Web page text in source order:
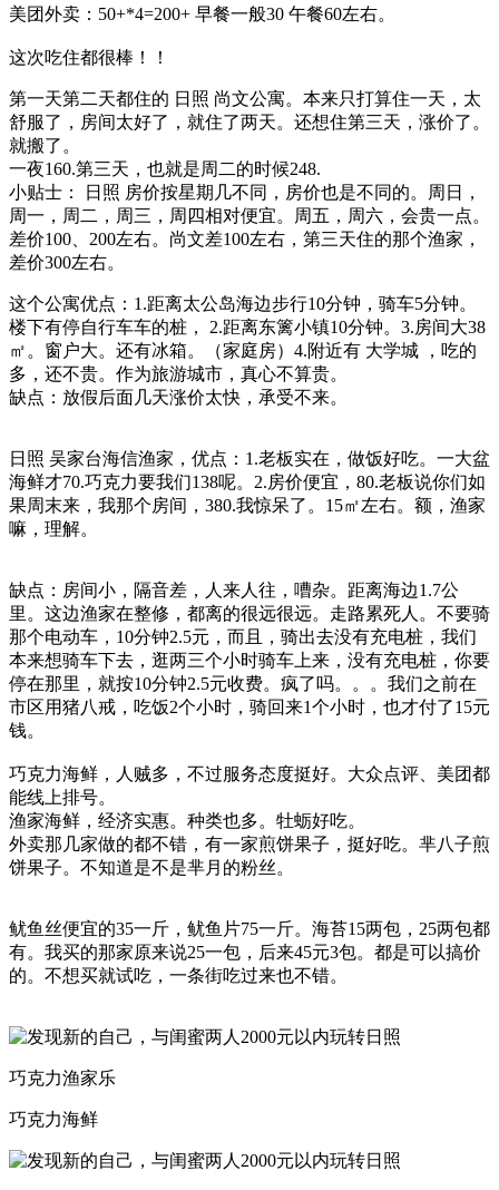
美团外卖：50+*4=200+ 早餐一般30 午餐60左右。
这次吃住都很棒！！
第一天第二天都住的 日照 尚文公寓。本来只打算住一天，太
舒服了，房间太好了，就住了两天。还想住第三天，涨价了。
就搬了。
一夜160.第三天，也就是周二的时候248.
小贴士： 日照 房价按星期几不同，房价也是不同的。周日，
周一，周二，周三，周四相对便宜。周五，周六，会贵一点。
差价100、200左右。尚文差100左右，第三天住的那个渔家，
差价300左右。
这个公寓优点：1.距离太公岛海边步行10分钟，骑车5分钟。
楼下有停自行车车的桩， 2.距离东篱小镇10分钟。3.房间大38
㎡。窗户大。还有冰箱。（家庭房）4.附近有 大学城 ，吃的
多，还不贵。作为旅游城市，真心不算贵。
缺点：放假后面几天涨价太快，承受不来。
日照 吴家台海信渔家，优点：1.老板实在，做饭好吃。一大盆
海鲜才70.巧克力要我们138呢。2.房价便宜，80.老板说你们如
果周末来，我那个房间，380.我惊呆了。15㎡左右。额，渔家
嘛，理解。
缺点：房间小，隔音差，人来人往，嘈杂。距离海边1.7公
里。这边渔家在整修，都离的很远很远。走路累死人。不要骑
那个电动车，10分钟2.5元，而且，骑出去没有充电桩，我们
本来想骑车下去，逛两三个小时骑车上来，没有充电桩，你要
停在那里，就按10分钟2.5元收费。疯了吗。。。我们之前在
市区用猪八戒，吃饭2个小时，骑回来1个小时，也才付了15元
钱。
巧克力海鲜，人贼多，不过服务态度挺好。大众点评、美团都
能线上排号。
渔家海鲜，经济实惠。种类也多。牡蛎好吃。
外卖那几家做的都不错，有一家煎饼果子，挺好吃。芈八子煎
饼果子。不知道是不是芈月的粉丝。
鱿鱼丝便宜的35一斤，鱿鱼片75一斤。海苔15两包，25两包都
有。我买的那家原来说25一包，后来45元3包。都是可以搞价
的。不想买就试吃，一条街吃过来也不错。
巧克力渔家乐
巧克力海鲜